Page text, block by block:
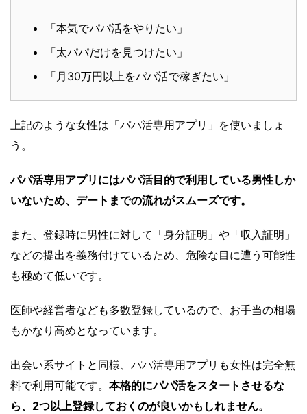
「本気でパパ活をやりたい」
「太パパだけを見つけたい」
「月30万円以上をパパ活で稼ぎたい」
上記のような女性は「パパ活専用アプリ」を使いましょ
う。
パパ活専用アプリにはパパ活目的で利用している男性しか
いないため、デートまでの流れがスムーズです。
また、登録時に男性に対して「身分証明」や「収入証明」
などの提出を義務付けているため、危険な目に遭う可能性
も極めて低いです。
医師や経営者なども多数登録しているので、お手当の相場
もかなり高めとなっています。
出会い系サイトと同様、パパ活専用アプリも女性は完全無
料で利用可能です。 本格的にパパ活をスタートさせるな
ら、2つ以上登録しておくのが良いかもしれません。